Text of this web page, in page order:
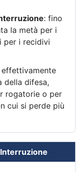
: fino
la metà per i
per i recidivi
effettivamente
della difesa,
rogatorie o per
cui si perde più
Interruzione